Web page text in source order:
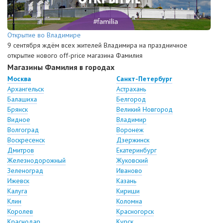
Открытие во Владимире
9 сентября ждём всех жителей Владимира на праздничное
открытие нового off-price магазина Фамилия
Магазины Фамилия в городах
Москва
Санкт-Петербург
Архангельск
Астрахань
Балашиха
Белгород
Брянск
Великий Новгород
Видное
Владимир
Волгоград
Воронеж
Воскресенск
Дзержинск
Дмитров
Екатеринбург
Железнодорожный
Жуковский
Зеленоград
Иваново
Ижевск
Казань
Калуга
Кириши
Клин
Коломна
Королев
Красногорск